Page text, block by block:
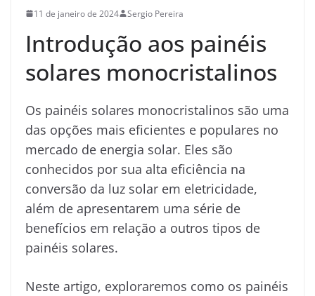
11 de janeiro de 2024 Sergio Pereira
Introdução aos painéis
solares monocristalinos
Os painéis solares monocristalinos são uma
das opções mais eficientes e populares no
mercado de energia solar. Eles são
conhecidos por sua alta eficiência na
conversão da luz solar em eletricidade,
além de apresentarem uma série de
benefícios em relação a outros tipos de
painéis solares.
Neste artigo, exploraremos como os painéis